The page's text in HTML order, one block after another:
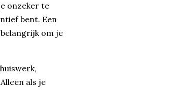
onzeker te
bent. Een
om je
als je